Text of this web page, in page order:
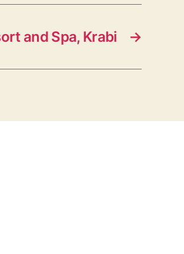
→
and Spa, Krabi